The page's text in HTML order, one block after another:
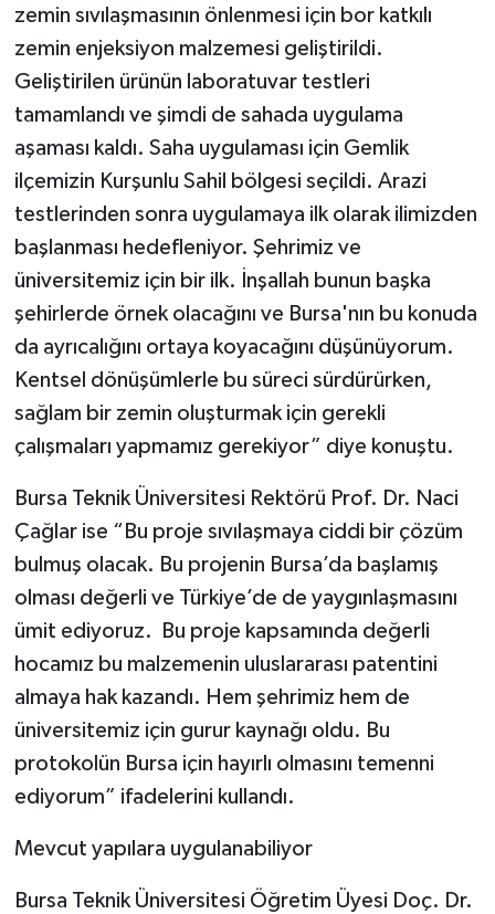
zemin sıvılaşmasının önlenmesi için bor katkılı
zemin enjeksiyon malzemesi geliştirildi.
Geliştirilen ürünün laboratuvar testleri
tamamlandı ve şimdi de sahada uygulama
aşaması kaldı. Saha uygulaması için Gemlik
ilçemizin Kurşunlu Sahil bölgesi seçildi. Arazi
testlerinden sonra uygulamaya ilk olarak ilimizden
başlanması hedefleniyor. Şehrimiz ve
üniversitemiz için bir ilk. İnşallah bunun başka
şehirlerde örnek olacağını ve Bursa'nın bu konuda
da ayrıcalığını ortaya koyacağını düşünüyorum.
Kentsel dönüşümlerle bu süreci sürdürürken,
sağlam bir zemin oluşturmak için gerekli
çalışmaları yapmamız gerekiyor” diye konuştu.
Bursa Teknik Üniversitesi Rektörü Prof. Dr. Naci
Çağlar ise “Bu proje sıvılaşmaya ciddi bir çözüm
bulmuş olacak. Bu projenin Bursa’da başlamış
olması değerli ve Türkiye’de de yaygınlaşmasını
ümit ediyoruz. Bu proje kapsamında değerli
hocamız bu malzemenin uluslararası patentini
almaya hak kazandı. Hem şehrimiz hem de
üniversitemiz için gurur kaynağı oldu. Bu
protokolün Bursa için hayırlı olmasını temenni
ediyorum” ifadelerini kullandı.
Mevcut yapılara uygulanabiliyor
Bursa Teknik Üniversitesi Öğretim Üyesi Doç. Dr.